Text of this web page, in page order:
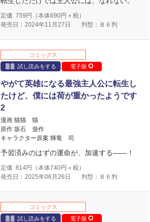
定価 759 円（本体690円＋税）
発売日：2024年11月27日
判型：Ｂ６判
コミックス
試し読みをする
電子版
やがて英雄になる最強主人公に転生し
たけど、僕には荷が重かったようです
2
漫画 猫猫 猫
原作 坂石 遊作
キャラクター原案 輝竜 司
予習済みのはずの運命が、加速する――！
定価 814円（本体740円＋税）
発売日：2025年06月26日
判型：Ｂ６判
コミックス
試し読みをする
電子版